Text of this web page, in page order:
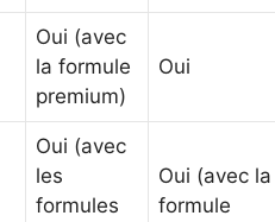
Oui (avec
la formule
premium)
Oui
Oui (avec
les
formules
Oui (avec la
formule